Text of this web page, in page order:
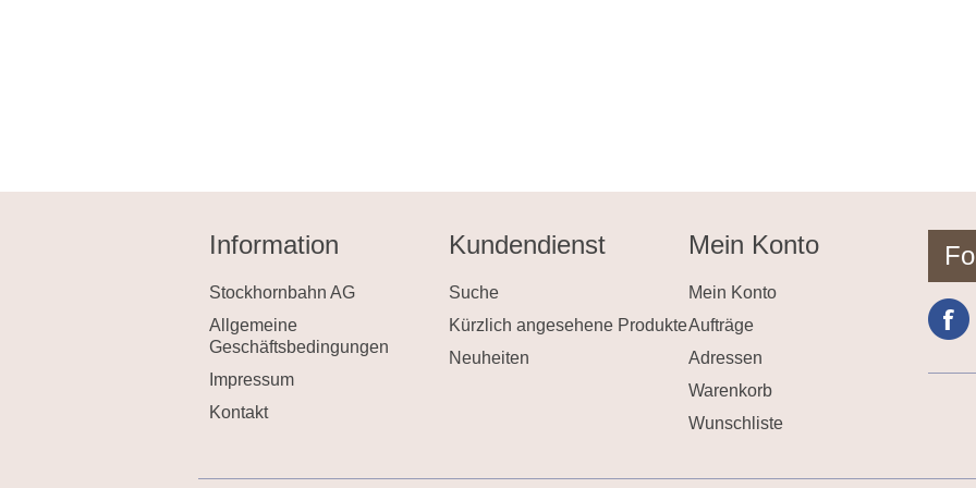
Information
Stockhornbahn AG
Allgemeine
Geschäftsbedingungen
Impressum
Kontakt
Kundendienst
Suche
Kürzlich angesehene Produkte
Neuheiten
Mein Konto
Mein Konto
Aufträge
Adressen
Warenkorb
Wunschliste